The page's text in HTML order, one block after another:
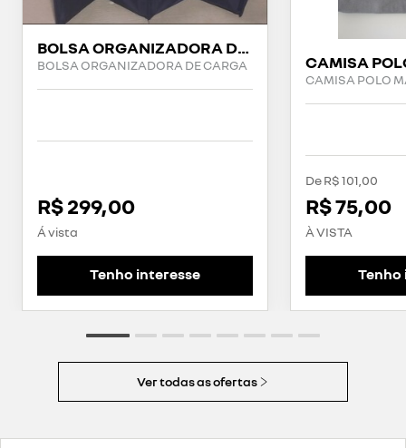
BOLSA ORGANIZADORA DE CARGA
BOLSA ORGANIZADORA DE CARGA
R$ 299,00
Á vista
Tenho interesse
CAMISA
CAMISA POLO
De R$ 101,00
R$ 75,00
À VISTA
Tenho
Ver todas as ofertas